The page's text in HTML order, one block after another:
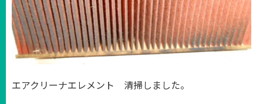
エアクリーナエレメント 清掃しました。